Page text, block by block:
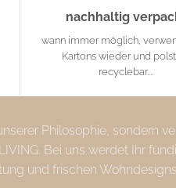
nachhaltig
wann immer möglich,
Kartons wieder und
recyclebar....
Philosophie, sondern
Bei uns werdet Ihr
und frischen